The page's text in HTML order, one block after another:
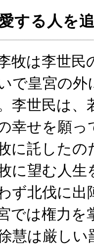
する人を
牧は李世民
で皇宮の外
李世民は、
幸せを願っ
に託したの
に望む人
ず北伐に
では権力を
慧は厳し